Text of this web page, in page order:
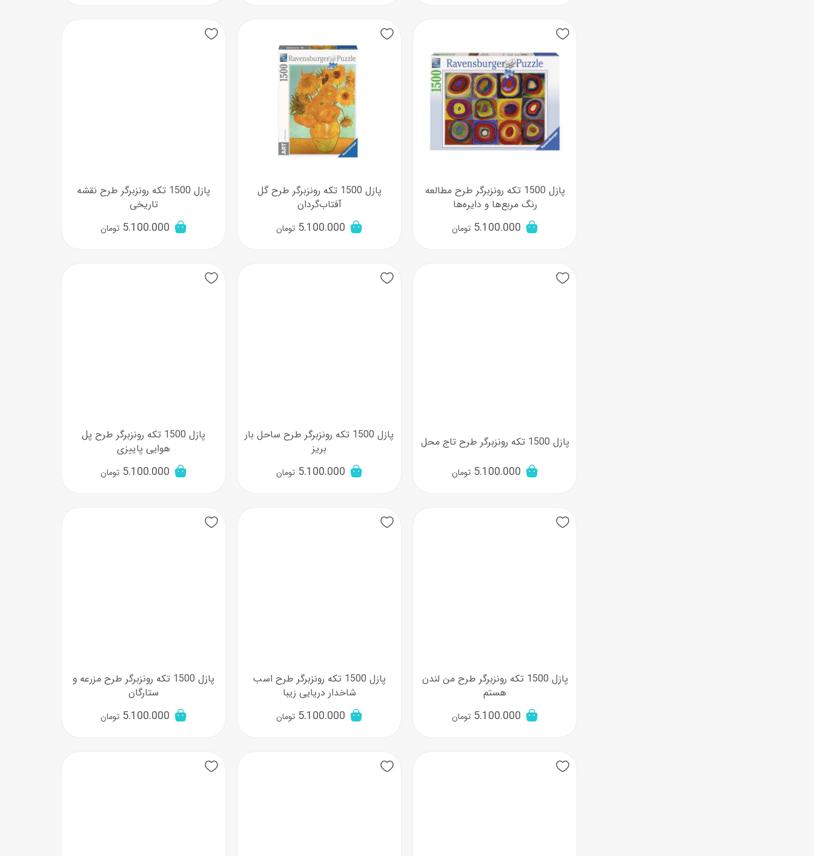
پازل 1500 تکه رونزبرگر طرح مطالعه
رنگ مربع‌ها و دایره‌ها
5.100.000 تومان
پازل 1500 تکه رونزبرگر طرح گل
آفتاب‌گردان
5.100.000 تومان
پازل 1500 تکه رونزبرگر طرح نقشه
تاریخی
5.100.000 تومان
پازل 1500 تکه رونزبرگر طرح تاج محل
5.100.000 تومان
پازل 1500 تکه رونزبرگر طرح ساحل بار
بریز
5.100.000 تومان
پازل 1500 تکه رونزبرگر طرح پل
هوایی پاییزی
5.100.000 تومان
پازل 1500 تکه رونزبرگر طرح من لندن
هستم
5.100.000 تومان
پازل 1500 تکه رونزبرگر طرح اسب
شاخدار دریایی زیبا
5.100.000 تومان
پازل 1500 تکه رونزبرگر طرح مزرعه و
ستارگان
5.100.000 تومان